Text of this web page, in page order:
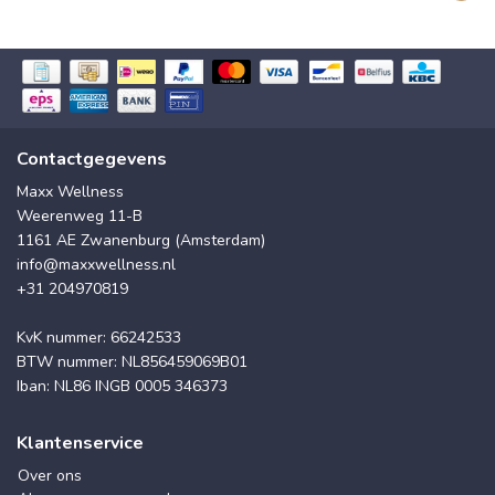
Contactgegevens
Maxx Wellness
Weerenweg 11-B
1161 AE Zwanenburg (Amsterdam)
info@maxxwellness.nl
+31 204970819
KvK nummer: 66242533
BTW nummer: NL856459069B01
Iban: NL86 INGB 0005 346373
Klantenservice
Over ons